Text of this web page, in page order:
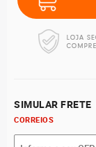
SIMULAR FRETE
CORREIOS